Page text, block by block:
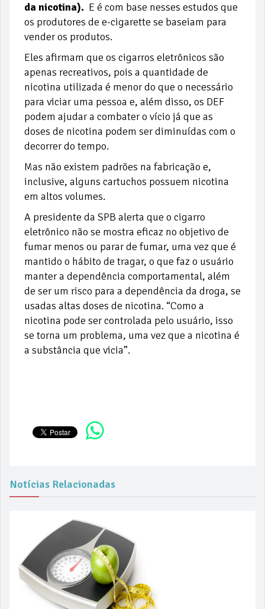
da nicotina). E é com base nesses estudos que
os produtores de e-cigarette se baseiam para
vender os produtos.
Eles afirmam que os cigarros eletrônicos são
apenas recreativos, pois a quantidade de
nicotina utilizada é menor do que o necessário
para viciar uma pessoa e, além disso, os DEF
podem ajudar a combater o vício já que as
doses de nicotina podem ser diminuídas com o
decorrer do tempo.
Mas não existem padrões na fabricação e,
inclusive, alguns cartuchos possuem nicotina
em altos volumes.
A presidente da SPB alerta que o cigarro
eletrônico não se mostra eficaz no objetivo de
fumar menos ou parar de fumar, uma vez que é
mantido o hábito de tragar, o que faz o usuário
manter a dependência comportamental, além
de ser um risco para a dependência da droga, se
usadas altas doses de nicotina. “Como a
nicotina pode ser controlada pelo usuário, isso
se torna um problema, uma vez que a nicotina é
a substância que vicia”.
Notícias Relacionadas